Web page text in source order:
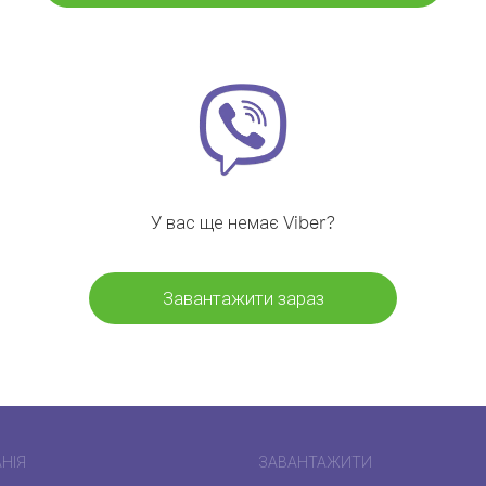
У вас ще немає Viber?
Завантажити зараз
ЗАВАНТАЖИТИ